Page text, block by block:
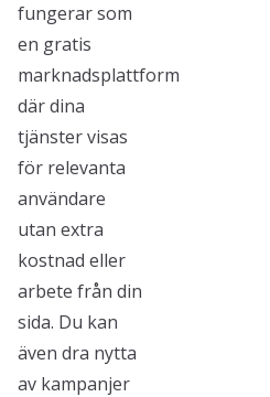
fungerar som
en gratis
marknadsplattform
där dina
tjänster visas
för relevanta
användare
utan extra
kostnad eller
arbete från din
sida. Du kan
även dra nytta
av kampanjer